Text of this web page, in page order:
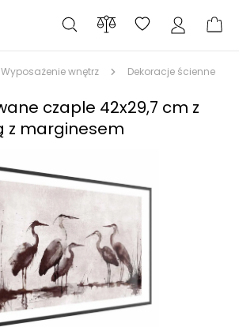
Wyposażenie wnętrz Dekoracje ścienne
czaple 42x29,7 cm z
z marginesem